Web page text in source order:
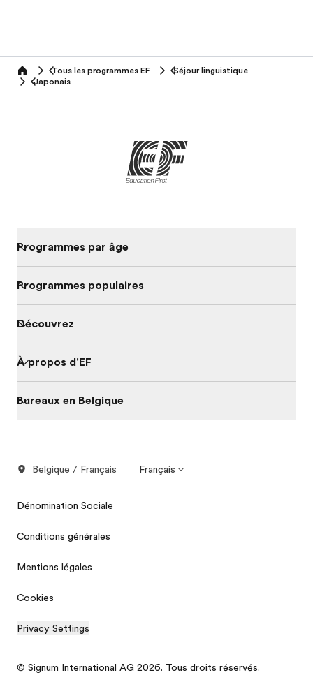
home Tous les programmes EF
Séjour linguistique
Japonais
Programmes par âge
Programmes populaires
Découvrez
À propos d'EF
Bureaux en Belgique
Belgique / Français Français
Dénomination Sociale
Conditions générales
Mentions légales
Cookies
Privacy Settings
© Signum International AG 2026. Tous droits réservés.